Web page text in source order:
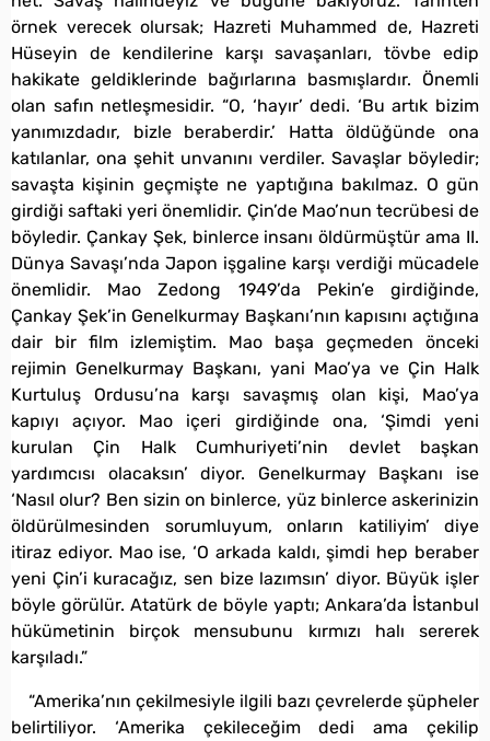
örnek verecek olursak; Hazreti Muhammed de, Hazreti
Hüseyin de kendilerine karşı savaşanları, tövbe edip
hakikate geldiklerinde bağırlarına basmışlardır. Önemli
olan safın netleşmesidir. “O, ‘hayır’ dedi. ‘Bu artık bizim
yanımızdadır, bizle beraberdir.’ Hatta öldüğünde ona
katılanlar, ona şehit unvanını verdiler. Savaşlar böyledir;
savaşta kişinin geçmişte ne yaptığına bakılmaz. O gün
girdiği saftaki yeri önemlidir. Çin’de Mao’nun tecrübesi de
böyledir. Çankay Şek, binlerce insanı öldürmüştür ama II.
Dünya Savaşı’nda Japon işgaline karşı verdiği mücadele
önemlidir. Mao Zedong 1949’da Pekin’e girdiğinde,
Çankay Şek’in Genelkurmay Başkanı’nın kapısını açtığına
dair bir film izlemiştim. Mao başa geçmeden önceki
rejimin Genelkurmay Başkanı, yani Mao’ya ve Çin Halk
Kurtuluş Ordusu’na karşı savaşmış olan kişi, Mao’ya
kapıyı açıyor. Mao içeri girdiğinde ona, ‘Şimdi yeni
kurulan Çin Halk Cumhuriyeti’nin devlet başkan
yardımcısı olacaksın’ diyor. Genelkurmay Başkanı ise
‘Nasıl olur? Ben sizin on binlerce, yüz binlerce askerinizin
öldürülmesinden sorumluyum, onların katiliyim’ diye
itiraz ediyor. Mao ise, ‘O arkada kaldı, şimdi hep beraber
yeni Çin’i kuracağız, sen bize lazımsın’ diyor. Büyük işler
böyle görülür. Atatürk de böyle yaptı; Ankara’da İstanbul
hükümetinin birçok mensubunu kırmızı halı sererek
karşıladı.”
“Amerika’nın çekilmesiyle ilgili bazı çevrelerde şüpheler
belirtiliyor. ‘Amerika çekileceğim dedi ama çekilip